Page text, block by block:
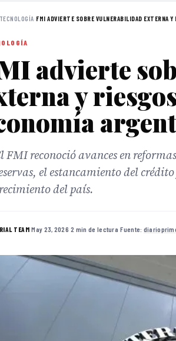
TECNOLOGÍA›FMI ADVIERTE SOBRE VULNERABILIDAD EXTERNA Y
advierte
y
FMI reconoció avances en
el estancamiento del
del país.
TEAM·May 23, 2026·2 min de lectura·Fuente: